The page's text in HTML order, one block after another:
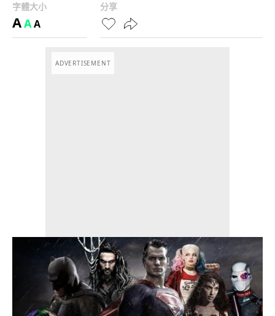
字體大小
AAA
分享
ADVERTISEMENT